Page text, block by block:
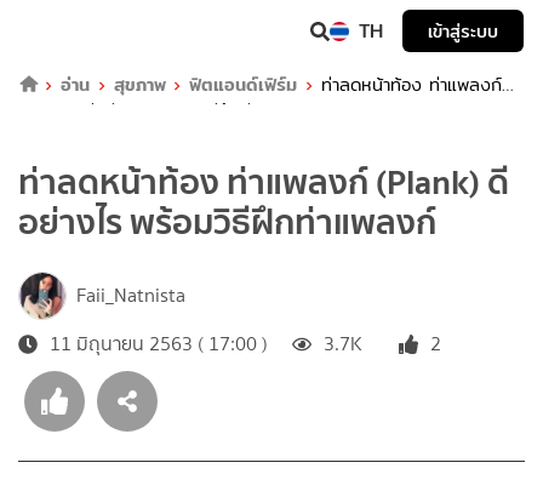
TH
เข้าสู่ระบบ
อ่าน
สุขภาพ ฟิตแอนด์เฟิร์ม
ท่าลดหน้าท้อง ท่าแพลงก์
(Plank) ดีอย่างไร พร้อมวิธีฝึกท่าแพลงก์
ท่าลดหน้าท้อง ท่าแพลงก์ (Plank) ดี
อย่างไร พร้อมวิธีฝึกท่าแพลงก์
Faii_Natnista
11 มิถุนายน 2563 ( 17:00 )
3.7K 2